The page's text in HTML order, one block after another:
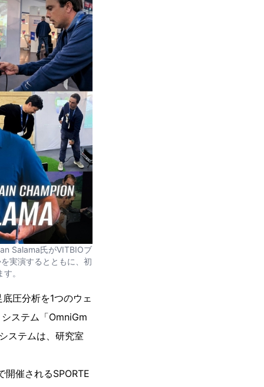
Salama氏がVITBIOブ
実演するとともに、初
。
圧分析を1つのウェ
ステム「OmniGm
ステムは、研究室
催されるSPORTE